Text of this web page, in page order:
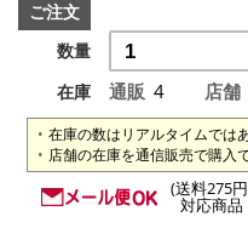
ご注文
数量
在庫
通販 4 店舗
在庫の数はリアルタイムでは
店舗の在庫を通信販売で購入
(送料275
対応商品